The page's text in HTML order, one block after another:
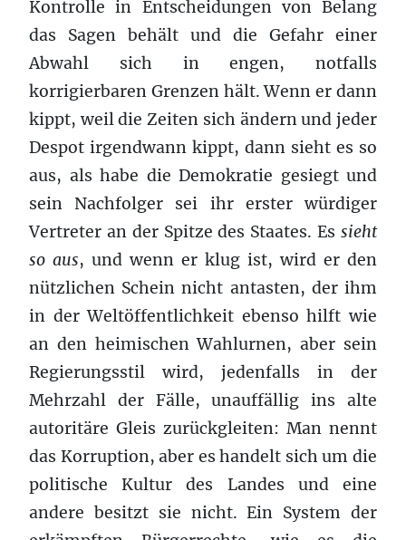
Kontrolle in Entscheidungen von Belang
das Sagen behält und die Gefahr einer
Abwahl sich in engen, notfalls
korrigierbaren Grenzen hält. Wenn er dann
kippt, weil die Zeiten sich ändern und jeder
Despot irgendwann kippt, dann sieht es so
aus, als habe die Demokratie gesiegt und
sein Nachfolger sei ihr erster würdiger
Vertreter an der Spitze des Staates. Es sieht
so aus, und wenn er klug ist, wird er den
nützlichen Schein nicht antasten, der ihm
in der Weltöffentlichkeit ebenso hilft wie
an den heimischen Wahlurnen, aber sein
Regierungsstil wird, jedenfalls in der
Mehrzahl der Fälle, unauffällig ins alte
autoritäre Gleis zurückgleiten: Man nennt
das Korruption, aber es handelt sich um die
politische Kultur des Landes und eine
andere besitzt sie nicht. Ein System der